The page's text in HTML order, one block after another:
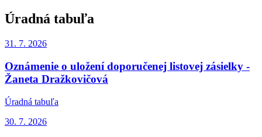
Úradná tabuľa
31. 7. 2026
Oznámenie o uložení doporučenej listovej zásielky -
Žaneta Dražkovičová
Úradná tabuľa
30. 7. 2026